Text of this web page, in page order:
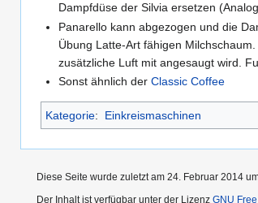
Dampfdüse der Silvia ersetzen
Panarello kann abgezogen und die
Übung Latte-Art fähigen
zusätzliche Luft mit angesaugt wird.
Sonst ähnlich derClassic Coffee
Kategorie: Einkreismaschinen
Diese Seite wurde zuletzt am 24. Februar 2014
Der Inhalt ist verfügbar unter der Lizenz GNU